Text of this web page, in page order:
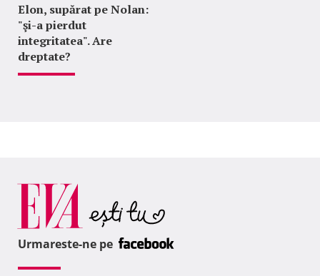
Elon, supărat pe Nolan:
"şi-a pierdut
integritatea". Are
dreptate?
Urmareste-ne pe